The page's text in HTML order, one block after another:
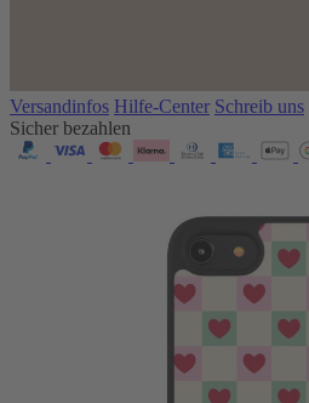
Versandinfos Hilfe-Center Schreib uns
Sicher bezahlen